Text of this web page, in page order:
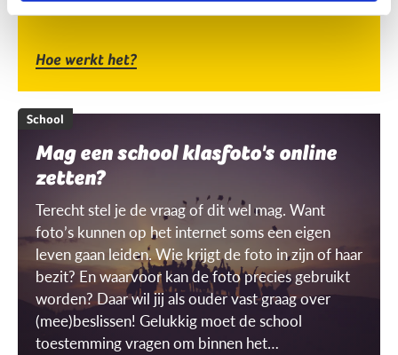
Hoe werkt het?
School
Mag een school klasfoto's online
zetten?
Terecht stel je de vraag of dit wel mag. Want
foto’s kunnen op het internet soms een eigen
leven gaan leiden. Wie krijgt de foto in zijn of haar
bezit? En waarvoor kan de foto precies gebruikt
worden? Daar wil jij als ouder vast graag over
(mee)beslissen! Gelukkig moet de school
toestemming vragen om binnen het